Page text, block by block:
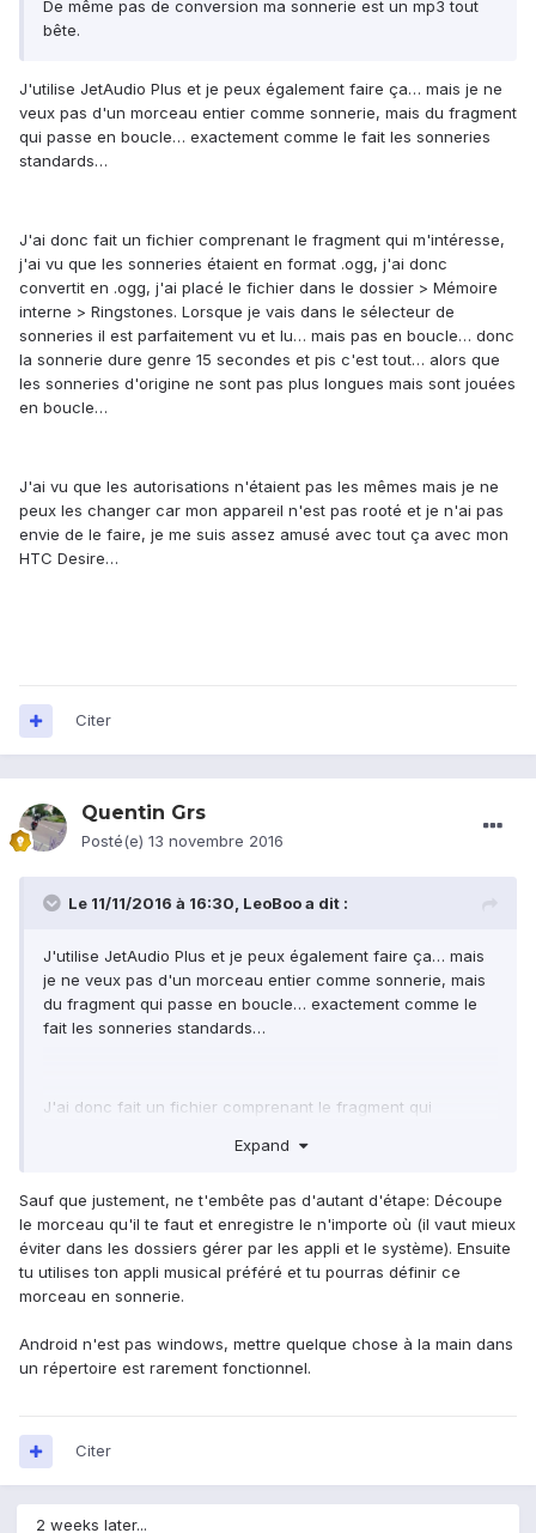
De même pas de conversion ma sonnerie est un mp3 tout
bête.
J'utilise JetAudio Plus et je peux également faire ça… mais je ne
veux pas d'un morceau entier comme sonnerie, mais du fragment
qui passe en boucle… exactement comme le fait les sonneries
standards…
J'ai donc fait un fichier comprenant le fragment qui m'intéresse,
j'ai vu que les sonneries étaient en format .ogg, j'ai donc
convertit en .ogg, j'ai placé le fichier dans le dossier > Mémoire
interne > Ringstones. Lorsque je vais dans le sélecteur de
sonneries il est parfaitement vu et lu… mais pas en boucle… donc
la sonnerie dure genre 15 secondes et pis c'est tout… alors que
les sonneries d'origine ne sont pas plus longues mais sont jouées
en boucle…
J'ai vu que les autorisations n'étaient pas les mêmes mais je ne
peux les changer car mon appareil n'est pas rooté et je n'ai pas
envie de le faire, je me suis assez amusé avec tout ça avec mon
HTC Desire…
Citer
Quentin Grs
Posté(e) 13 novembre 2016
Le 11/11/2016 à 16:30, LeoBooa dit :
J'utilise JetAudio Plus et je peux également faire ça… mais
je ne veux pas d'un morceau entier comme sonnerie, mais
du fragment qui passe en boucle… exactement comme le
fait les sonneries standards…
J'ai donc fait un fichier comprenant le fragment qui
.ogg, j'ai donc convertit en .ogg, j'ai placé le fichier dans le
dans le sélecteur de sonneries il est parfaitement vu et lu…
mais pas en boucle… donc la sonnerie dure genre 15
secondes et pis c'est tout… alors que les sonneries
d'origine ne sont pas plus longues mais sont jouées en
boucle…
J'ai vu que les autorisations n'étaient pas les mêmes mais
tout ça avec mon HTC Desire…
Expand
Sauf que justement, ne t'embête pas d'autant d'étape: Découpe
le morceau qu'il te faut et enregistre le n'importe où (il vaut mieux
éviter dans les dossiers gérer par les appli et le système). Ensuite
tu utilises ton appli musical préféré et tu pourras définir ce
morceau en sonnerie.
Android n'est pas windows, mettre quelque chose à la main dans
un répertoire est rarement fonctionnel.
Citer
2 weeks later...